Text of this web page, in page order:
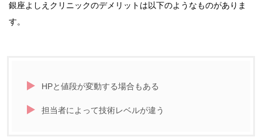
銀座よしえクリニックのデメリットは以下のようなものがありま
す。
HPと値段が変動する場合もある
担当者によって技術レベルが違う